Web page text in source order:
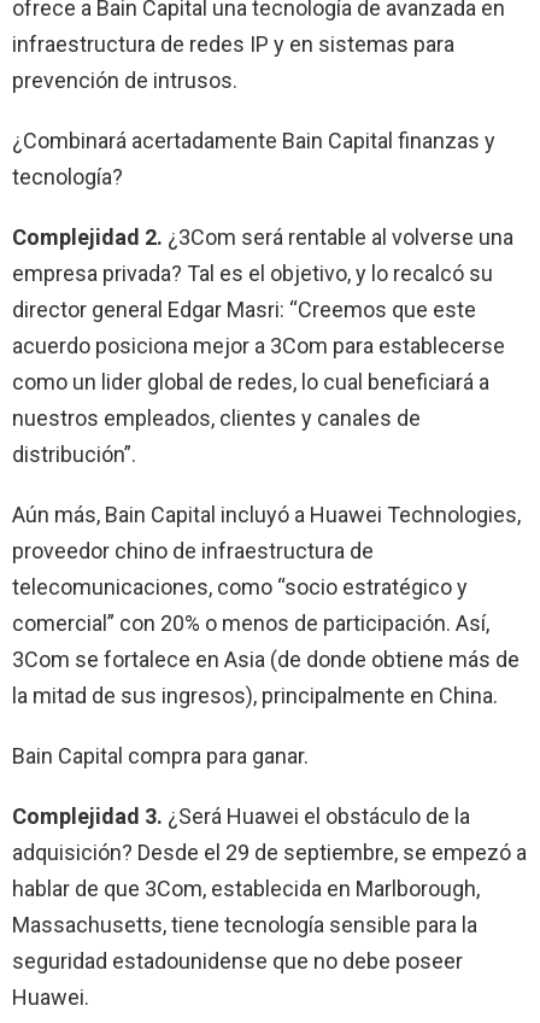
ofrece a Bain Capital una tecnología de avanzada en
infraestructura de redes IP y en sistemas para
prevención de intrusos.
¿Combinará acertadamente Bain Capital finanzas y
tecnología?
Complejidad 2. ¿3Com será rentable al volverse una
empresa privada? Tal es el objetivo, y lo recalcó su
director general Edgar Masri: “Creemos que este
acuerdo posiciona mejor a 3Com para establecerse
como un lider global de redes, lo cual beneficiará a
nuestros empleados, clientes y canales de
distribución”.
Aún más, Bain Capital incluyó a Huawei Technologies,
proveedor chino de infraestructura de
telecomunicaciones, como “socio estratégico y
comercial” con 20% o menos de participación. Así,
3Com se fortalece en Asia (de donde obtiene más de
la mitad de sus ingresos), principalmente en China.
Bain Capital compra para ganar.
Complejidad 3. ¿Será Huawei el obstáculo de la
adquisición? Desde el 29 de septiembre, se empezó a
hablar de que 3Com, establecida en Marlborough,
Massachusetts, tiene tecnología sensible para la
seguridad estadounidense que no debe poseer
Huawei.